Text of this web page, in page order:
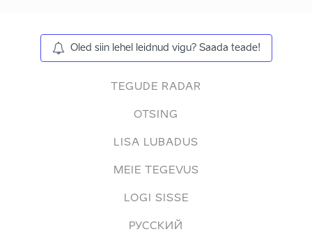
Oled siin lehel leidnud vigu? Saada teade!
TEGUDE RADAR
OTSING
LISA LUBADUS
MEIE TEGEVUS
LOGI SISSE
РУССКИЙ